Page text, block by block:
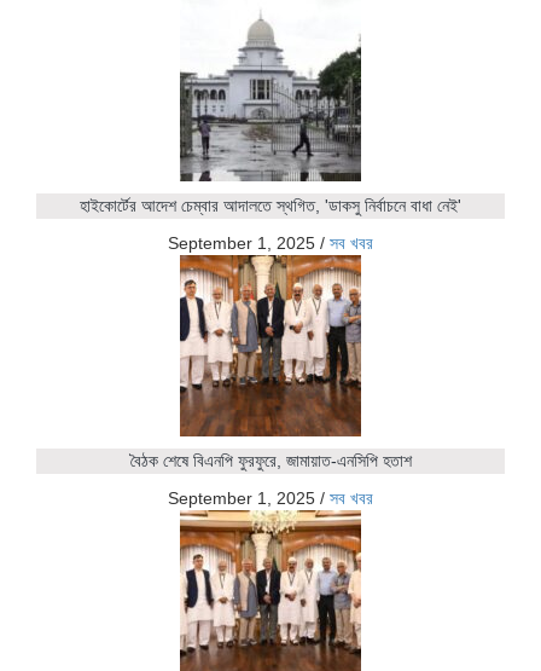
হাইকোর্টের আদেশ চেম্বার আদালতে স্থগিত, 'ডাকসু নির্বাচনে বাধা নেই'
September 1, 2025 / সব খবর
বৈঠক শেষে বিএনপি ফুরফুরে, জামায়াত-এনসিপি হতাশ
September 1, 2025 / সব খবর